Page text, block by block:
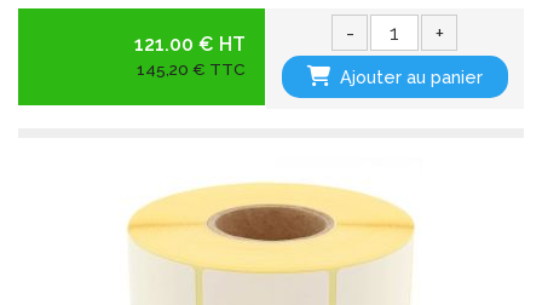
121.00 € HT
145,20 € TTC
- +
Ajouter au panier